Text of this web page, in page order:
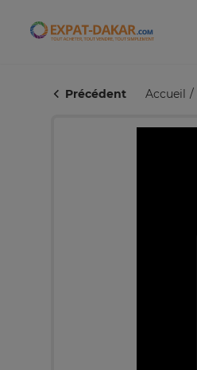
Expat-Dakar
Précédent Accueil